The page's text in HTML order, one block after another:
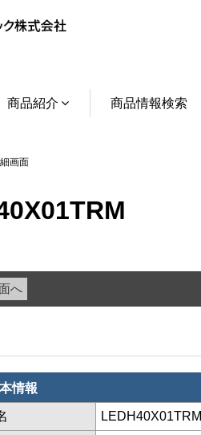
商品紹介 商品情報検索
画面
へ
情報
LEDH40X01TRM